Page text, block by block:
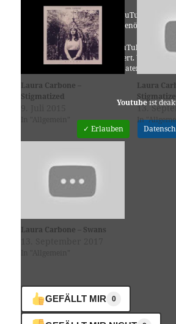
Für die Nutzung von YouTube
Bruno, CA 94066, USA) benötigen wir
Es werden seitens YouTube
verarbeitet und gespeichert. Welche
den
Youtubeist
✓ Erlauben
Laura Carbone –
Stigmatized
Laura
13.
In
Laura Carbone – Swans
GEFÄLLT MIR 0